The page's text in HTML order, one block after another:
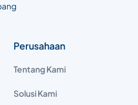
Perusahaan
Tentang Kami
Solusi Kami